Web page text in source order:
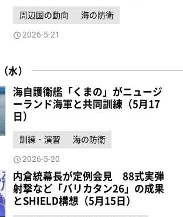
周辺国の動向 海の防衛
2026-5-21
水）
海自護衛艦「くまの」がニュージ
ーランド海軍と共同訓練（5月17
日）
訓練・演習 海の防衛
2026-5-20
内倉統幕長が定例会見 88式実弾
射撃など「バリカタン26」の成果
とSHIELD構想（5月15日）